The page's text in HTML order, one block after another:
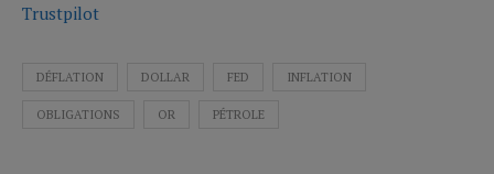
Trustpilot
DÉFLATION DOLLAR FED INFLATION
OBLIGATIONS OR PÉTROLE